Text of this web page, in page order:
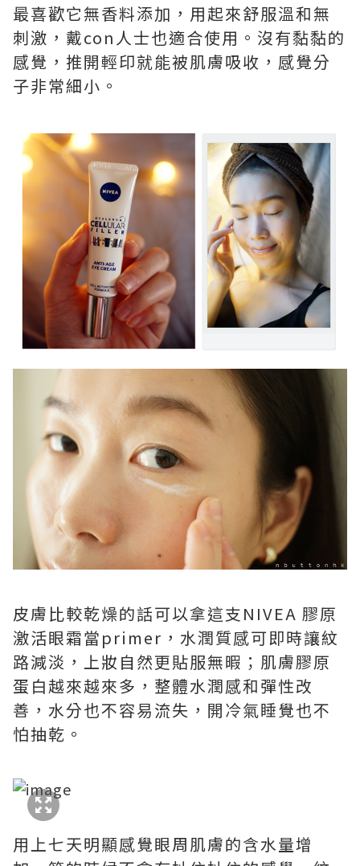
最喜歡它無香料添加，用起來舒服溫和無
刺激，戴con人士也適合使用。沒有黏黏的
感覺，推開輕印就能被肌膚吸收，感覺分
子非常細小。
皮膚比較乾燥的話可以拿這支NIVEA 膠原
激活眼霜當primer，水潤質感可即時讓紋
路減淡，上妝自然更貼服無暇；肌膚膠原
蛋白越來越來多，整體水潤感和彈性改
善，水分也不容易流失，開冷氣睡覺也不
怕抽乾。
用上七天明顯感覺眼周肌膚的含水量增